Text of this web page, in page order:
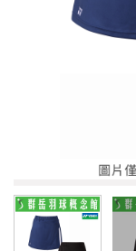
限時優惠3件
☆☆☆☆☆ 暑
【群岳 F4
☆☆☆ 買一送
❖巴黎奧運周